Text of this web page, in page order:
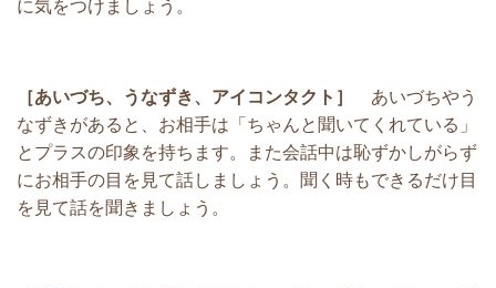
に気をつけましょう。
［あいづち、うなずき、アイコンタクト］ あいづちやう
なずきがあると、お相手は「ちゃんと聞いてくれている」
とプラスの印象を持ちます。また会話中は恥ずかしがらず
にお相手の目を見て話しましょう。聞く時もできるだけ目
を見て話を聞きましょう。